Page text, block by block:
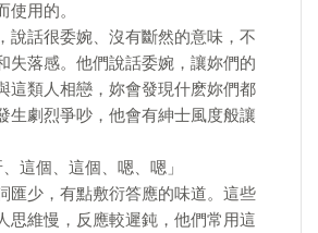
使用的。
話很委婉、沒有斷然的意味，不
失落感。他們說話委婉，讓妳們的
這類人相戀，妳會發現什麽妳們都
生劇烈爭吵，他會有紳士風度般讓
個、這個、嗯、嗯」
少，有點敷衍答應的味道。這些
思維慢，反應較遲鈍，他們常用這